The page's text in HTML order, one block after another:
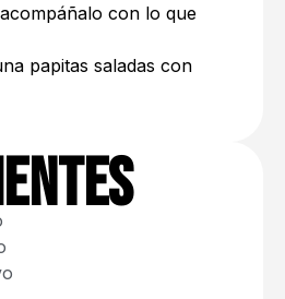
con lo que
papitas saladas con